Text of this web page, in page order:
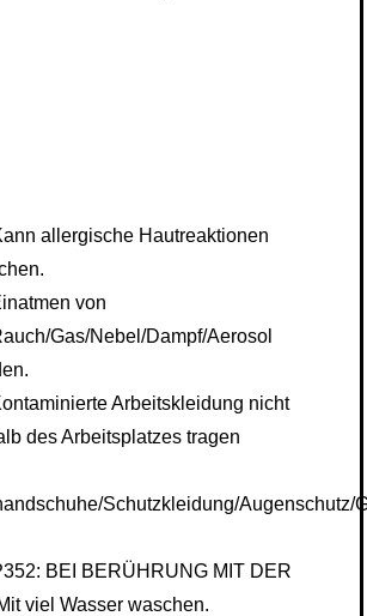
allergische Hautreaktionen
von
Gas/Nebel/Dampf/Aerosol
Arbeitskleidung nicht
des Arbeitsplatzes tragen
Schutzkleidung/Augenschutz/
BEI BERÜHRUNG MIT DER
viel Wasser waschen.